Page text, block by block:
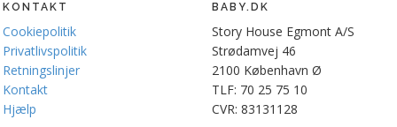
KONTAKT
Cookiepolitik
Privatlivspolitik
Retningslinjer
Kontakt
Hjælp
BABY.DK
Story House Egmont A/S
Strødamvej 46
2100 København Ø
TLF: 70 25 75 10
CVR: 83131128